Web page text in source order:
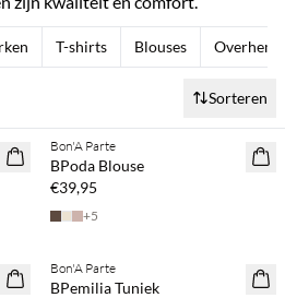
T-shirts Blouses
Sorteren
NEWS
Koop min. 2 & bespaar 20%
Bon'A Parte
BPoda Blouse
€39,95
+5
NEWS
Bon'A Parte
BPemilia Tuniek